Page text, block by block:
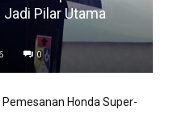
Pilar Utama
0
Pemesanan Honda Super-